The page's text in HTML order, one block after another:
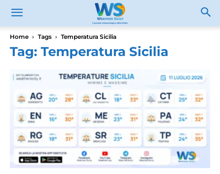
Home Tags Temperatura Sicilia
Tag: Temperatura Sicilia